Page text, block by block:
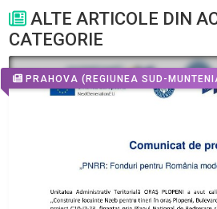
ALTE ARTICOLE DIN
CATEGORIE
PRAHOVA (REGIUNEA SUD-